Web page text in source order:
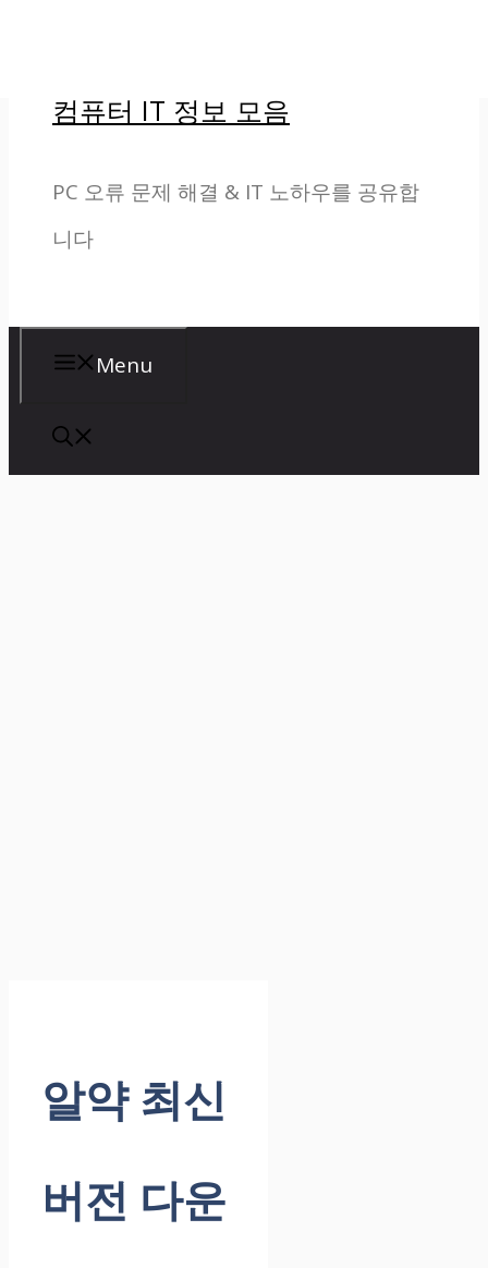
컴퓨터 IT 정보 모음
PC 오류 문제 해결 & IT 노하우를 공유합
니다
Menu
알약 최신
버전 다운